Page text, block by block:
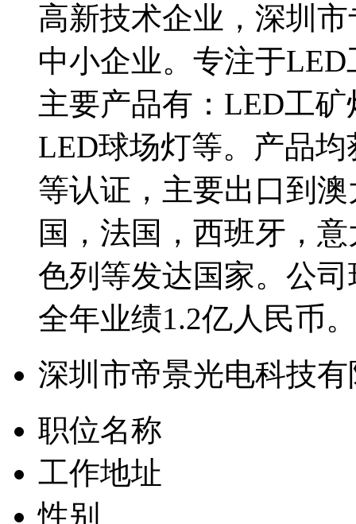
高新技术企业，深圳
中小企业。专注于
主要产品有：LED工
LED球场灯等。产品均
等认证，主要出口到
国，法国，西班牙，
色列等发达国家。公
全年业绩1.2亿人民币。
深圳市帝景光电科技
职位名称
工作地址
性别